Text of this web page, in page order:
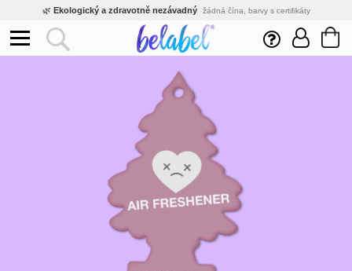
🌿 Ekologický a zdravotně nezávadný žádná čína, barvy s certifikáty
Inovativní výroba vlastní vývoj, nejnovější technologie
Rychlé dodání expedujeme do 24h
velké množstevní slevy
jsme přímý výrobce, žádný zprostředkovatel
Eshop s tradicí od roku 2010 tisíce spokojených zákazníků